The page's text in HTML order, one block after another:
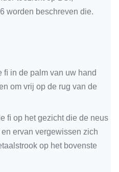
worden beschreven die.
ﬁ in de palm van uw hand
om vrij op de rug van de
ﬁ op het gezicht die de neus
ervan vergewissen zich
op het bovenste